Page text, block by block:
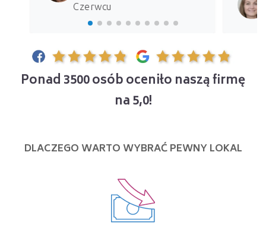
Czerwcu
Ponad 3500 osób oceniło naszą firmę
na 5,0!
DLACZEGO WARTO WYBRAĆ PEWNY LOKAL